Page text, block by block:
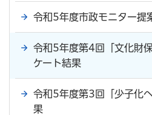
令和5年度市政モニター提
令和5年度第4回「文化財
ケート結果
令和5年度第3回「少子化
果